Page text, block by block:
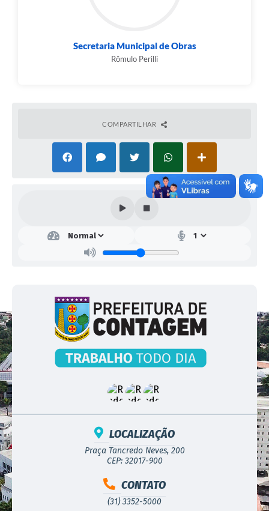
Secretaria Municipal de Obras
Rômulo Perilli
COMPARTILHAR
LOCALIZAÇÃO
Praça Tancredo Neves, 200
CEP: 32017-900
CONTATO
(31) 3352-5000